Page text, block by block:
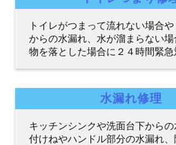
トイレがつまって流れない場合
からの水漏れ、水が溜まらない
物を落とした場合に２４時間緊急
水漏れ修理
キッチンシンクや洗面台下から
付けねやハンドル部分の水漏れ